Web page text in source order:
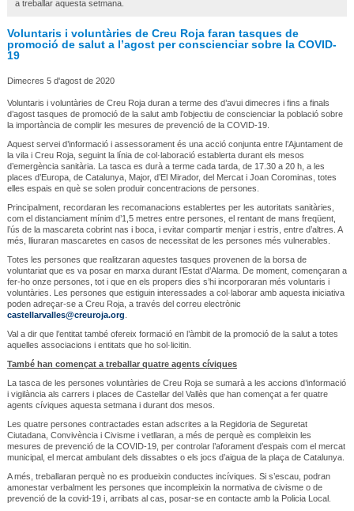
a treballar aquesta setmana.
Voluntaris i voluntàries de Creu Roja faran tasques de
promoció de salut a l’agost per conscienciar sobre la COVID-
19
Dimecres 5 d'agost de 2020
Voluntaris i voluntàries de Creu Roja duran a terme des d’avui dimecres i fins a finals
d’agost tasques de promoció de la salut amb l’objectiu de conscienciar la població sobre
la importància de complir les mesures de prevenció de la COVID-19.
Aquest servei d’informació i assessorament és una acció conjunta entre l’Ajuntament de
la vila i Creu Roja, seguint la línia de col·laboració establerta durant els mesos
d’emergència sanitària. La tasca es durà a terme cada tarda, de 17.30 a 20 h, a les
places d’Europa, de Catalunya, Major, d’El Mirador, del Mercat i Joan Corominas, totes
elles espais en què se solen produir concentracions de persones.
Principalment, recordaran les recomanacions establertes per les autoritats sanitàries,
com el distanciament mínim d’1,5 metres entre persones, el rentant de mans freqüent,
l’ús de la mascareta cobrint nas i boca, i evitar compartir menjar i estris, entre d’altres. A
més, lliuraran mascaretes en casos de necessitat de les persones més vulnerables.
Totes les persones que realitzaran aquestes tasques provenen de la borsa de
voluntariat que es va posar en marxa durant l’Estat d’Alarma. De moment, començaran a
fer-ho onze persones, tot i que en els propers dies s’hi incorporaran més voluntaris i
voluntàries. Les persones que estiguin interessades a col·laborar amb aquesta iniciativa
poden adreçar-se a Creu Roja, a través del correu electrònic
castellarvalles@creuroja.org
Val a dir que l’entitat també ofereix formació en l’àmbit de la promoció de la salut a totes
aquelles associacions i entitats que ho sol·licitin.
També han començat a treballar quatre agents cíviques
La tasca de les persones voluntàries de Creu Roja se sumarà a les accions d’informació
i vigilància als carrers i places de Castellar del Vallès que han començat a fer quatre
agents cíviques aquesta setmana i durant dos mesos.
Les quatre persones contractades estan adscrites a la Regidoria de Seguretat
Ciutadana, Convivència i Civisme i vetllaran, a més de perquè es compleixin les
mesures de prevenció de la COVID-19, per controlar l’aforament d’espais com el mercat
municipal, el mercat ambulant dels dissabtes o els jocs d’aigua de la plaça de Catalunya.
A més, treballaran perquè no es produeixin conductes incíviques. Si s’escau, podran
amonestar verbalment les persones que incompleixin la normativa de civisme o de
prevenció de la covid-19 i, arribats al cas, posar-se en contacte amb la Policia Local.